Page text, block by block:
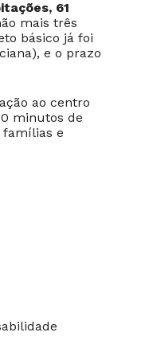
61
mais três
básico já foi
e o prazo
ao centro
minutos de
famílias e